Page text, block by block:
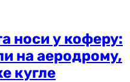
носи у коферу:
на аеродрому,
кугле